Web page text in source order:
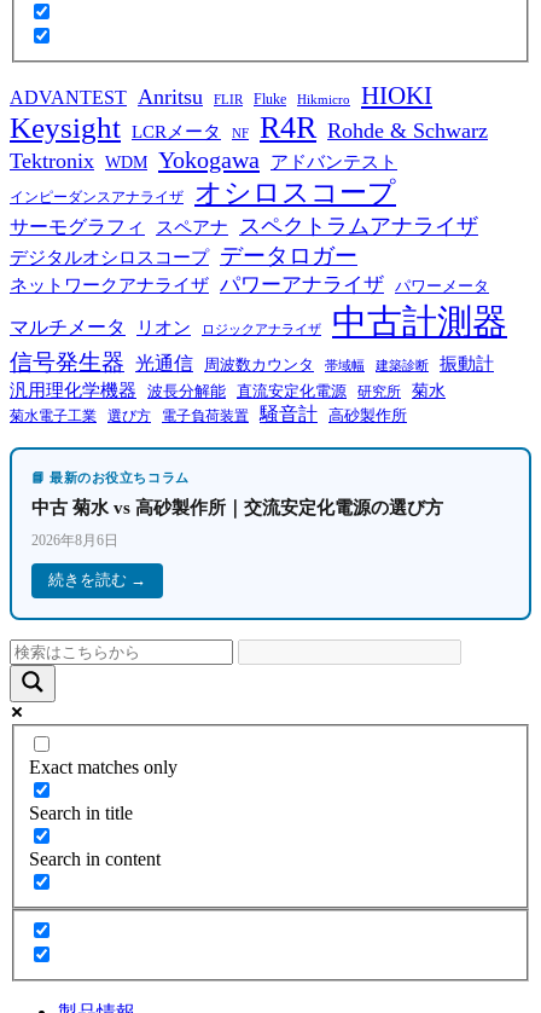
ADVANTEST Anritsu FLIR Fluke Hikmicro HIOKI
Keysight LCRメータ NF R4R Rohde & Schwarz
Tektronix WDM Yokogawa アドバンテスト
インピーダンスアナライザ オシロスコープ
サーモグラフィ スペアナ スペクトラムアナライザ
デジタルオシロスコープ データロガー
ネットワークアナライザ パワーアナライザ パワーメータ
マルチメータ リオン ロジックアナライザ 中古計測器
信号発生器 光通信 周波数カウンタ 帯域幅 建築診断
振動計
汎用理化学機器
波長分解能 直流安定化電源 研究所 菊水
菊水電子工業 選び方 電子負荷装置 騒音計 高砂製作所
📘 最新のお役立ちコラム
中古 菊水 vs 高砂製作所｜交流安定化電源の選び方
2026年8月6日
続きを読む →
Exact matches only
Search in title
Search in content